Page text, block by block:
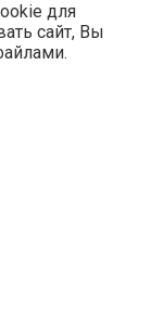
для
сайт, Вы